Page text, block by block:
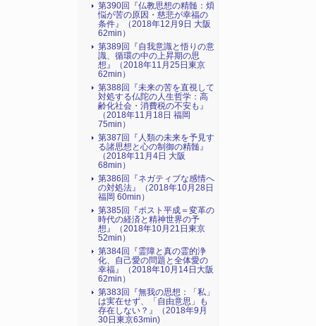
第390回『仏教思想の精髄：煩
悩が苦の原因・慈悲が幸福の
条件』（2018年12月9日 大阪
62min）
第389回『自我意識と悟りの意
識、循環の中の上昇期の思
想』（2018年11月25日東京
62min）
第388回『未来の苦を直視して
対処する仏陀の人生哲学：高
齢化社会・消費税の不安も』
（2018年11月18日 福岡
75min）
第387回『人類の未来を予見す
る諸思想と心の制御の精髄』
（2018年11月4日 大阪
68min）
第386回『ネガティブな感情へ
の対処法』（2018年10月28日
福岡 60min）
第385回『ポスト平成＝変革の
時代の経済と精神世界の予
想』（2018年10月21日東京
52min）
第384回『霊障と真の霊的浄
化、自己愛の問題と全体愛の
幸福』（2018年10月14日大阪
62min）
第383回『無我の思想：「私」
は実在せず、「自由意思」も
存在しない？』（2018年9月
30日東京63min)